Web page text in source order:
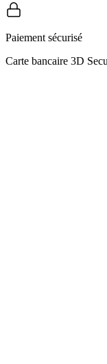
Paiement sécurisé
Carte bancaire 3D